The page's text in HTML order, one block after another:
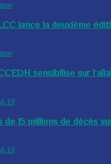
lance la deuxième
sensibilise sur
19
de 15 millions de décès
19